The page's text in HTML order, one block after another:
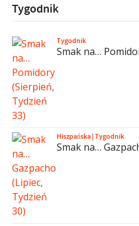
Tygodnik
Tygodnik
Smak na…
Hiszpańska|Tygodnik
Smak na…